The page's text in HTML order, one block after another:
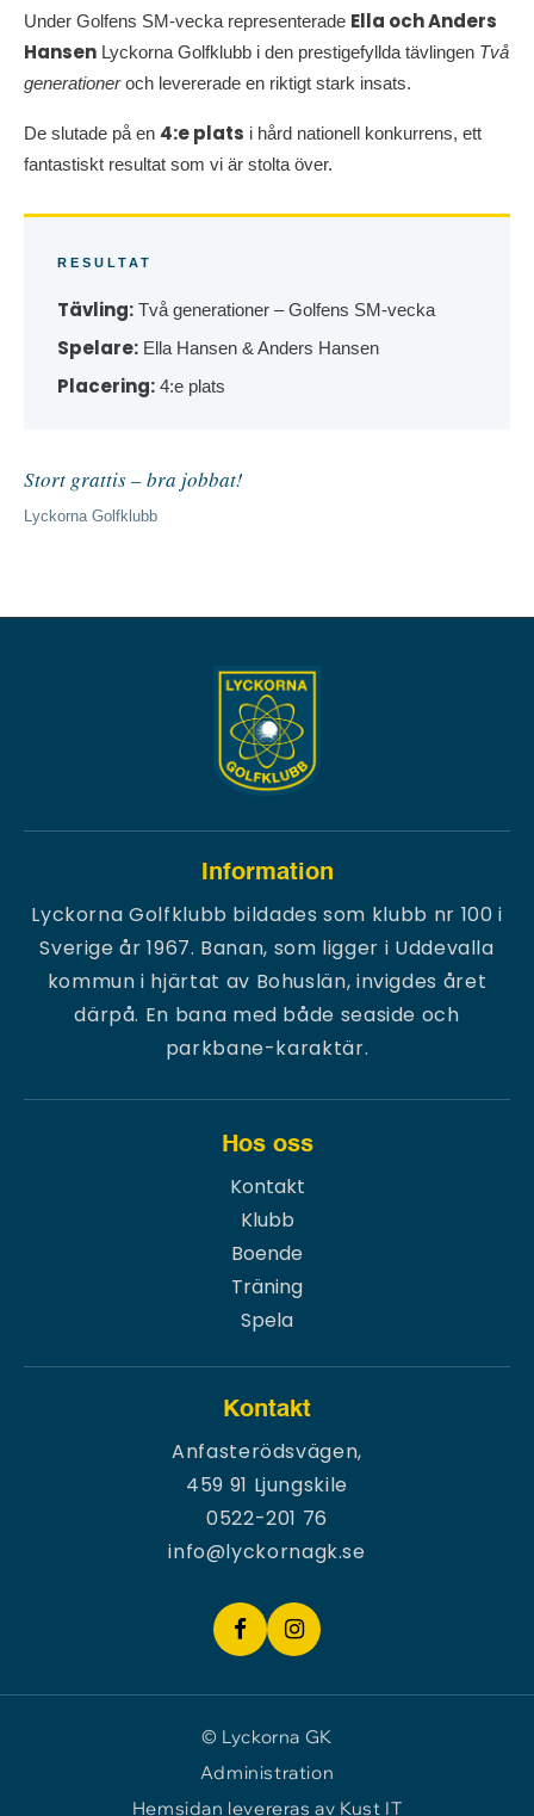
Under Golfens SM-vecka representerade Ella och Anders
Hansen Lyckorna Golfklubb i den prestigefyllda tävlingen Två
generationeroch levererade en riktigt stark insats.
De slutade på en 4:e plats i hård nationell konkurrens, ett
fantastiskt resultat som vi är stolta över.
RESULTAT
Tävling: Två generationer – Golfens SM-vecka
Spelare: Ella Hansen & Anders Hansen
Placering: 4:e plats
Stort grattis – bra jobbat!
Lyckorna Golfklubb
Information
Lyckorna Golfklubb bildades som klubb nr 100 i
Sverige år 1967. Banan, som ligger i Uddevalla
kommun i hjärtat av Bohuslän, invigdes året
därpå. En bana med både seaside och
parkbane-karaktär.
Hos oss
Kontakt
Klubb
Boende
Träning
Spela
Kontakt
Anfasterödsvägen,
459 91 Ljungskile
0522-201 76
info@lyckornagk.se
© Lyckorna GK
Administration
Hemsidan levereras av Kust IT